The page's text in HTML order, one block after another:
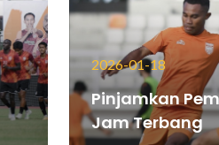
2026-01-18
Pinjamkan
Jam Terbang